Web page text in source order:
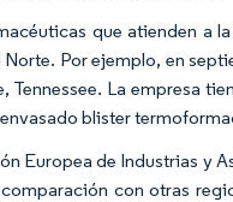
que atienden a
Por ejemplo, en
Tennessee. La empresa
blister
Europea de Industrias y
con otras